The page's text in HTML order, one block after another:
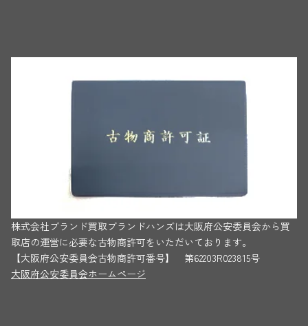
株式会社ブランド買取ブランドハンズは大阪府公安委員会から買
取店の運営に必要な古物商許可をいただいております。
【大阪府公安委員会古物商許可番号】 第62203R023815号
大阪府公安委員会ホームページ